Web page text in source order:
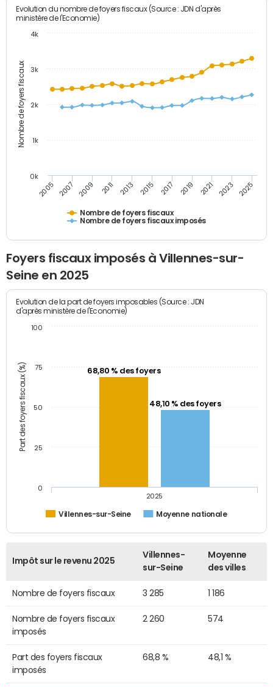
Nombre de foyers fiscaux
Evolution du nombre de foyers fiscaux (Source : JDN d'après
ministère de l'Economie)
Nombre de foyers fiscaux
Nombre de foyers fiscaux imposés
2005 2007 2009 2011 2013 2015 2017 2019 2021 2023 2025
0k
1k
2k
3k
4k
Foyers fiscaux imposés à Villennes-sur-
Seine en 2025
Part des foyers fiscaux (%)
Evolution de la part de foyers imposables (Source : JDN
d'après ministère de l'Economie)
68,80 % des foyers
48,10 % des foyers
Villennes-sur-Seine Moyenne nationale
2025
0
25
50
75
100
Impôt sur le revenu 2025
Villennes-
sur-Seine
Moyenne
des villes
Nombre de foyers fiscaux 3 285 1 186
Nombre de foyers fiscaux
imposés
2 260 574
Part des foyers fiscaux
imposés
68,8 % 48,1 %